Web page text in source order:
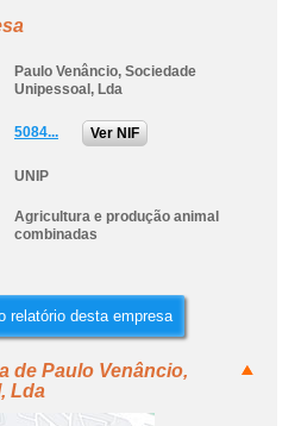
Paulo Venâncio, Sociedade
Unipessoal, Lda
5084... Ver NIF
UNIP
Agricultura e produção animal
combinadas
relatório desta empresa
de Paulo Venâncio,
Lda